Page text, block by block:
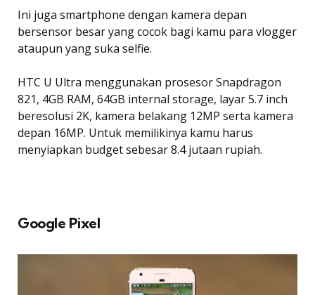
Ini juga smartphone dengan kamera depan
bersensor besar yang cocok bagi kamu para vlogger
ataupun yang suka selfie.
HTC U Ultra menggunakan prosesor Snapdragon
821, 4GB RAM, 64GB internal storage, layar 5.7 inch
beresolusi 2K, kamera belakang 12MP serta kamera
depan 16MP. Untuk memilikinya kamu harus
menyiapkan budget sebesar 8.4 jutaan rupiah.
Google Pixel